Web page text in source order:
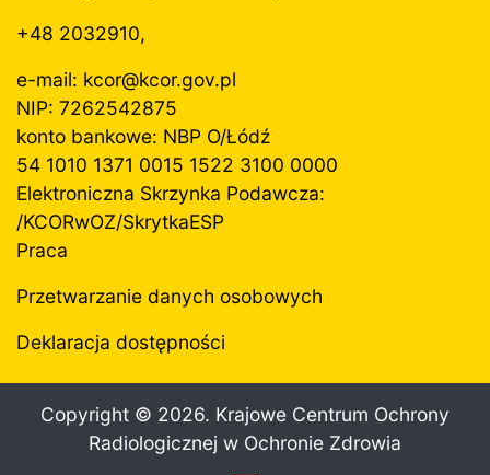
+48 2032910,
e-mail: kcor@kcor.gov.pl
NIP: 7262542875
konto bankowe: NBP O/Łódź
54 1010 1371 0015 1522 3100 0000
Elektroniczna Skrzynka Podawcza:
/KCORwOZ/SkrytkaESP
Praca
Przetwarzanie danych osobowych
Deklaracja dostępności
Copyright © 2026. Krajowe Centrum Ochrony
Radiologicznej w Ochronie Zdrowia